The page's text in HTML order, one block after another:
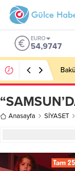
ALTIN
6.499,25
Anasayfa SİYASET